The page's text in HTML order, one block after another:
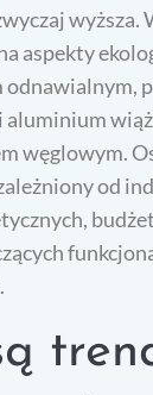
aspekty
odnawialnym,
aluminium
węglowym.
od